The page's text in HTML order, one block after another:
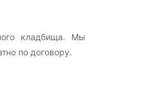
кладбища. Мы
по договору.